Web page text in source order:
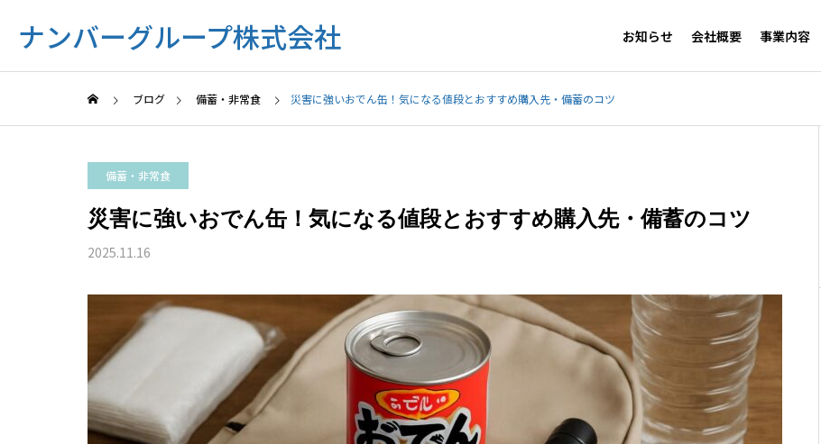
ナンバーグループ株式会社 お知らせ 会社概要 事業内容
ブログ 備蓄・非常食 災害に強いおでん缶！気になる値段とおすすめ購入先・備蓄のコツ
備蓄・非常食
災害に強いおでん缶！気になる値段とおすすめ購入先・備蓄のコツ
2025.11.16